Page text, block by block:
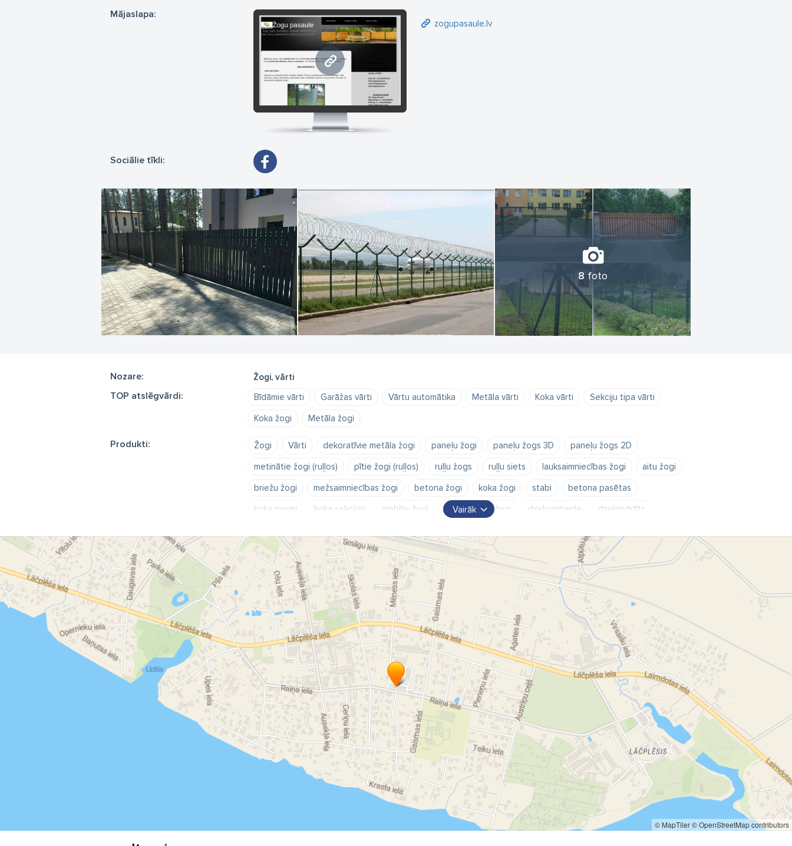
Mājaslapa:
zogupasaule.lv
zogupasaule.lv
Sociālie tīkli:
8 foto
Nozare: Žogi, vārti
TOP atslēgvārdi: Bīdāmie vārti Garāžas vārti Vārtu automātika Metāla vārti Koka vārti
Sekciju tipa vārti
Koka žogi
Metāla žogi
Produkti: Žogi Vārti dekoratīvie metāla žogi paneļu žogi paneļu žogs 3D
paneļu žogs 2D
metinātie žogi (ruļļos)
pītie žogi (ruļļos) ruļļu žogs ruļļu siets lauksaimniecības žogi
aitu žogi
briežu žogi
mežsaimniecības žogi betona žogi koka žogi stabi
betona pasētas
koka posmi
koka sekcijas mobilie žogi celtniecības žogi dzeloņstieple
dzeloņdrāts
koka vārti
metāla vārti vienviru vārti divviru vārti bīdāmie vārti
iebraucamie vārti
garāžu vārti
sekciju tipa garāžu vārti vienplakņu garāžu vārti vārtu furnitūra Locinox
iekaramo vārtu furnitūra
vārtu automātika žogu uzstādīšana
žogu montāža
sekciju tipa vārti
garāžas vārti
Vairāk
© MapTiler© OpenStreetMap contributors